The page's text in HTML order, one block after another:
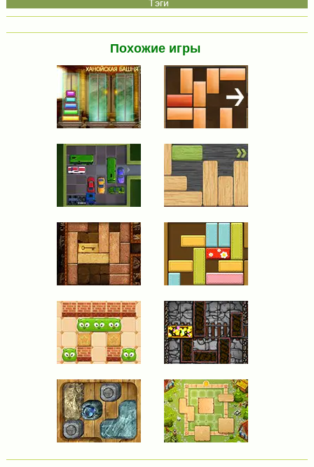
Похожие игры